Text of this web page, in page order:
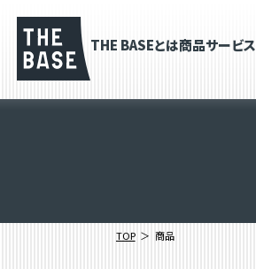
THE BASEとは商品サービス
TOP 商品